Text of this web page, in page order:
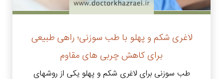
لاغری شکم و پهلو با طب سوزنی؛ راهی طبیعی
برای کاهش چربی های مقاوم
طب سوزنی برای لاغری شکم و پهلو یکی از روشهای